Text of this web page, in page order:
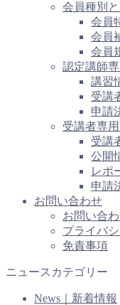
会員種別
会員
会員
会員
認定講師
講習
受講
申請
受講者専
受講
公開
レポ
申請
お問い合わせ
お問い合
プライバ
免責事項
ニュースカテゴリー
News｜新着情報